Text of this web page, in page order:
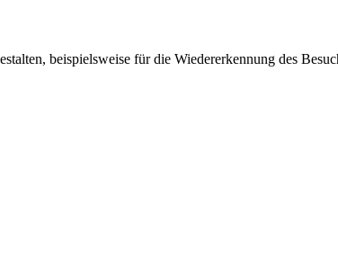
beispielsweise für die Wiedererkennung des